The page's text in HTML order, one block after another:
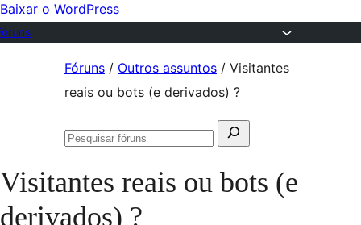
Baixar o WordPress
Fóruns / Outros assuntos / Visitantes
reais ou bots (e derivados) ?
Pesquisar
Pesquisar
Visitantes reais ou bots (e
derivados) ?